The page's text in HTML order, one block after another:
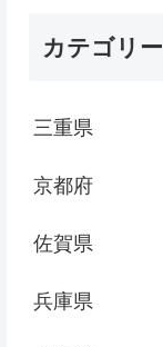
カテゴリー
三重県
京都府
佐賀県
兵庫県